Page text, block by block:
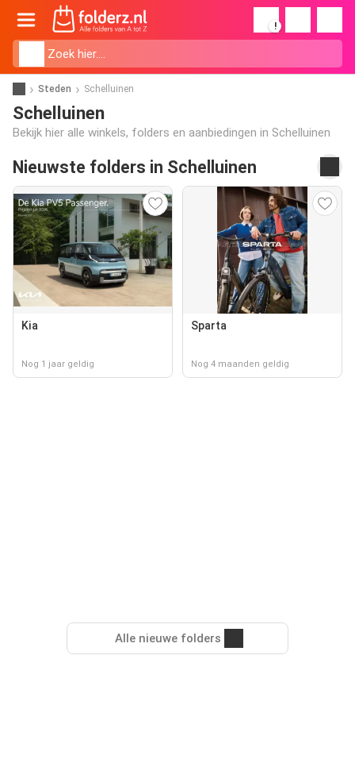
!
Steden Schelluinen
Schelluinen
Bekijk hier alle winkels, folders en aanbiedingen in Schelluinen
Nieuwste folders in Schelluinen
Kia
Nog 1 jaar geldig
Sparta
Nog 4 maanden geldig
Alle nieuwe folders